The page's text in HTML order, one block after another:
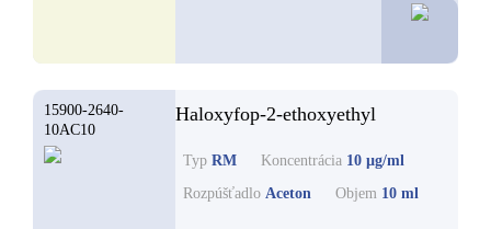
15900-2640-
10AC10
Haloxyfop-2-ethoxyethyl
Typ RM Koncentrácia 10 µg/ml
Rozpúšťadlo Aceton Objem 10 ml